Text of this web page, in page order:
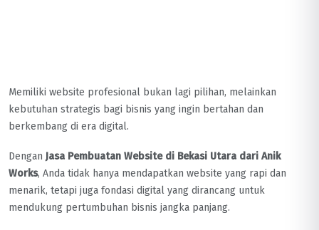
Memiliki website profesional bukan lagi pilihan, melainkan
kebutuhan strategis bagi bisnis yang ingin bertahan dan
berkembang di era digital.
Dengan Jasa Pembuatan Website di Bekasi Utara dari Anik
Works, Anda tidak hanya mendapatkan website yang rapi dan
menarik, tetapi juga fondasi digital yang dirancang untuk
mendukung pertumbuhan bisnis jangka panjang.